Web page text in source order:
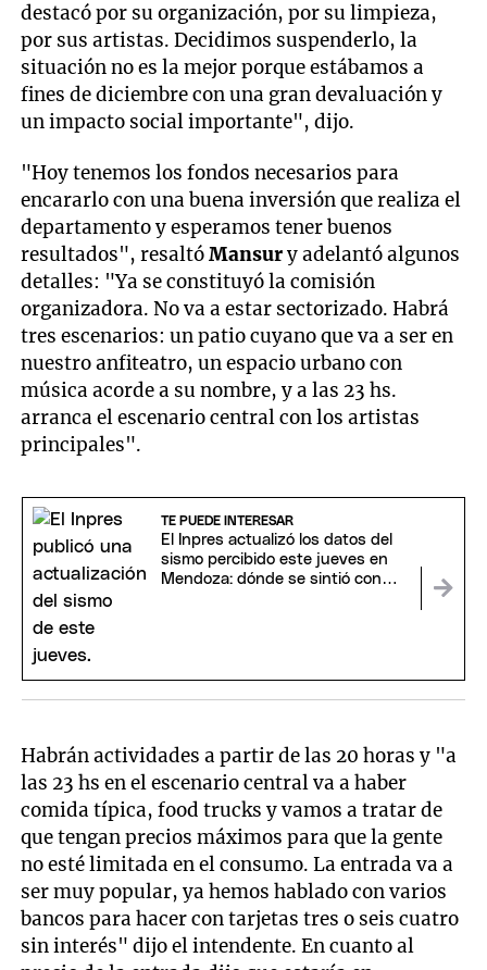
destacó por su organización, por su limpieza,
por sus artistas. Decidimos suspenderlo, la
situación no es la mejor porque estábamos a
fines de diciembre con una gran devaluación y
un impacto social importante", dijo.
"Hoy tenemos los fondos necesarios para
encararlo con una buena inversión que realiza el
departamento y esperamos tener buenos
resultados", resaltóMansury adelantó algunos
detalles: "Ya se constituyó la comisión
organizadora. No va a estar sectorizado. Habrá
tres escenarios: un patio cuyano que va a ser en
nuestro anfiteatro, un espacio urbano con
música acorde a su nombre, y a las 23 hs.
arranca el escenario central con los artistas
principales".
TE PUEDE INTERESAR
El Inpres actualizó los datos del
sismo percibido este jueves en
Mendoza: dónde se sintió con
Habrán actividades a partir de las 20 horas y "a
las 23 hs en el escenario central va a haber
comida típica, food trucks y vamos a tratar de
que tengan precios máximos para que la gente
no esté limitada en el consumo. La entrada va a
ser muy popular, ya hemos hablado con varios
bancos para hacer con tarjetas tres o seis cuatro
sin interés" dijo el intendente. En cuanto al